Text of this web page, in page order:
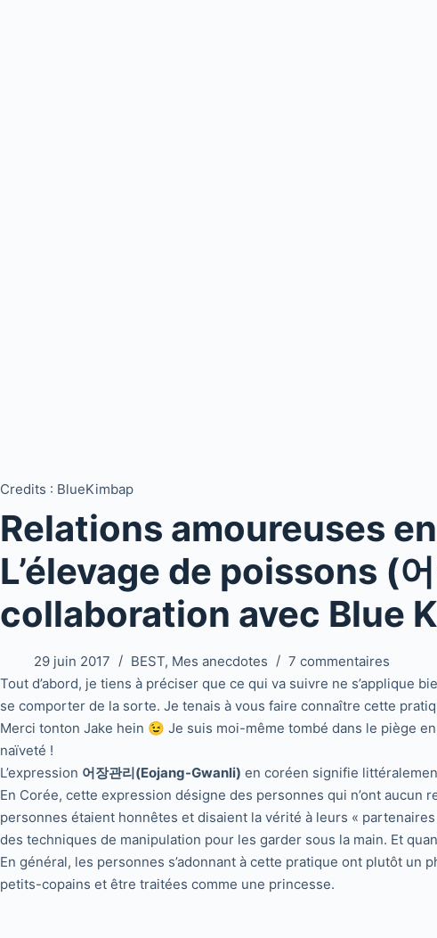
Credits : BlueKimbap
Relations amoureuses
L’élevage de poissons (
collaboration avec Blue
29 juin 2017 BEST, Mes anecdotes
7 commentaires
Tout d’abord, je tiens à préciser que ce qui va suivre ne s’applique
se comporter de la sorte. Je tenais à vous faire connaître cette
Merci tonton Jake hein 😉 Je suis moi-même tombé dans le piège
naïveté !
L’expression 어장관리(Eojang-Gwanli) en coréen signifie
En Corée, cette expression désigne des personnes qui n’ont
personnes étaient honnêtes et disaient la vérité à leurs «
des techniques de manipulation pour les garder sous la main. Et
En général, les personnes s’adonnant à cette pratique ont plutôt
petits-copains et être traitées comme une princesse.